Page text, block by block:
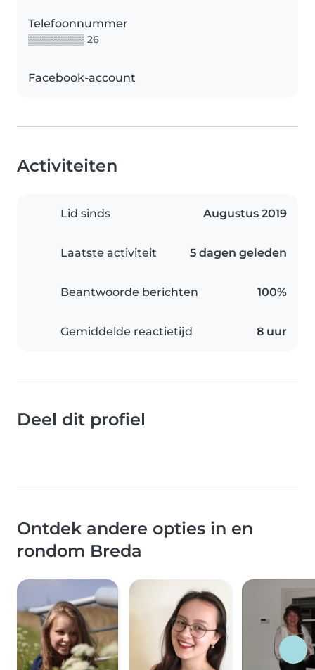
Telefoonnummer
▒▒▒▒▒▒▒▒ 26
Facebook-account
Activiteiten
Lid sinds Augustus 2019
Laatste activiteit 5 dagen geleden
Beantwoorde berichten 100%
Gemiddelde reactietijd 8 uur
Deel dit profiel
Ontdek andere opties in en
rondom Breda